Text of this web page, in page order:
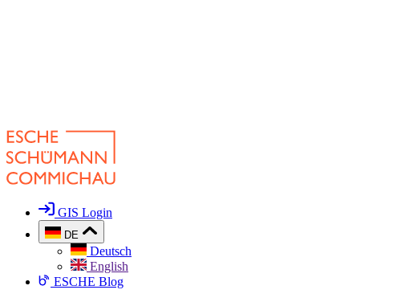
GIS Login
DE
Deutsch
English
ESCHE Blog